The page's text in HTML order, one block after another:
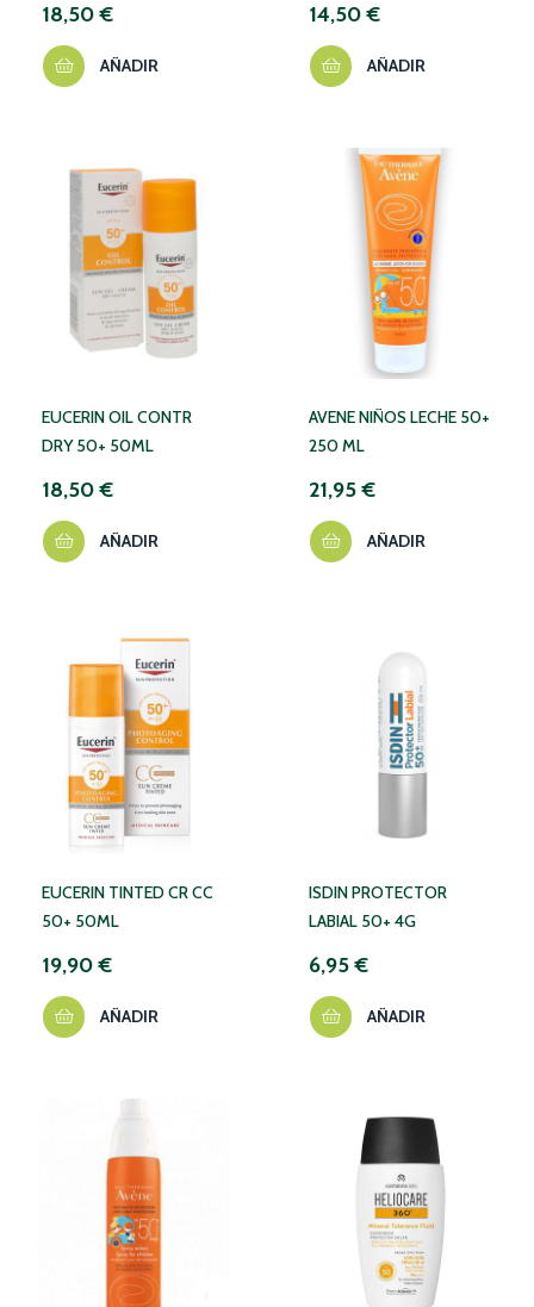
18,50 €
AÑADIR
14,50 €
AÑADIR
EUCERIN OIL CONTR
DRY 50+ 50ML
18,50 €
AÑADIR
AVENE NIÑOS LECHE 50+
250 ML
21,95 €
AÑADIR
EUCERIN TINTED CR CC
50+ 50ML
19,90 €
AÑADIR
ISDIN PROTECTOR
LABIAL 50+ 4G
6,95 €
AÑADIR